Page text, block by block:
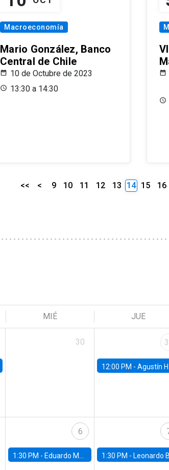
Macroeconomía
Mario González, Banco
Central de Chile
10 de Octubre de 2023
13:30 a 14:30
<< < 9 10 11 12 13 14 15 16
MIÉ JUE
30
12:00 PM -Agustín Hurtado, University of Maryland
6
1:30 PM - Eduardo Montero, University of Chicago 1:30 PM - Leonardo Basso, Universidad de Chile